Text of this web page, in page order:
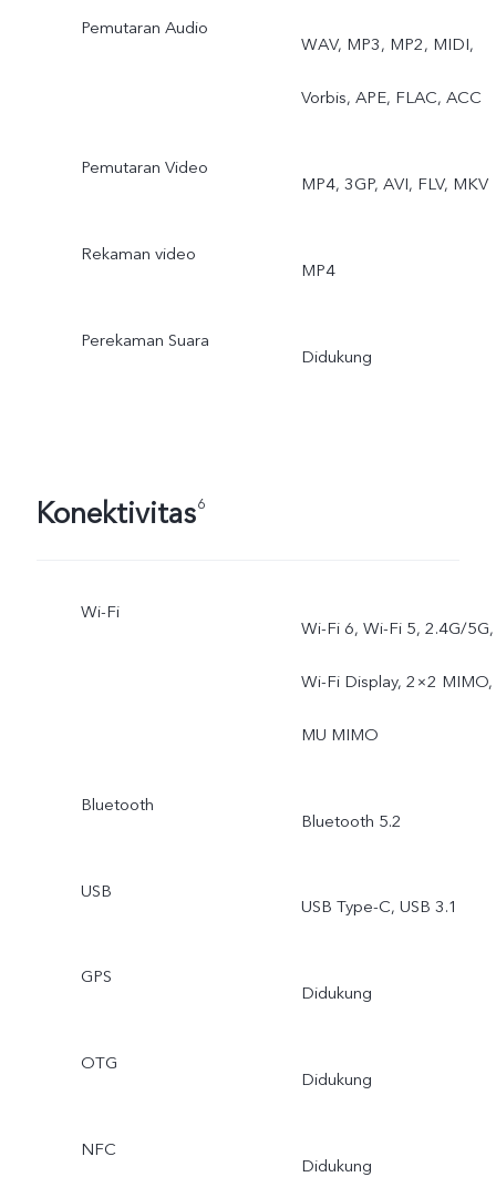
Pemutaran Audio
WAV, MP3, MP2, MIDI,
Vorbis, APE, FLAC, ACC
Pemutaran Video
MP4, 3GP, AVI, FLV, MKV
Rekaman video
MP4
Perekaman Suara
Didukung
Konektivitas6
Wi-Fi
Wi-Fi 6, Wi-Fi 5, 2.4G/5G,
Wi-Fi Display, 2×2 MIMO,
MU MIMO
Bluetooth
Bluetooth 5.2
USB
USB Type-C, USB 3.1
GPS
Didukung
OTG
Didukung
NFC
Didukung